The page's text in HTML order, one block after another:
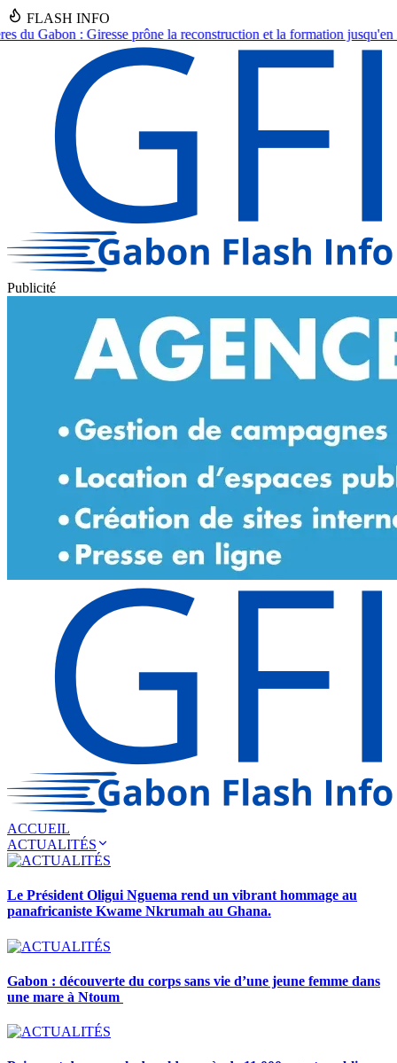
FLASH INFO
et la formation jusqu'en 2030.●Asecna Gabon : Nadine
Publicité
ACCUEIL
ACTUALITÉS
Le Président Oligui Nguema rend un vibrant hommage au
panafricaniste Kwame Nkrumah au Ghana.
Gabon : découverte du corps sans vie d’une jeune femme dans
une mare à Ntoum